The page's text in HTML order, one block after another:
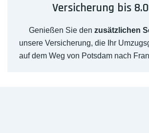
Versicherung bis
Genießen Sie den zusätzlichen
unsere Versicherung, die Ihr
auf dem Weg von Potsdam nach